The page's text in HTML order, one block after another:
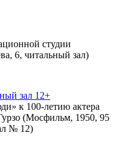
студии
6, читальный зал)
зал 12+
к 100-летию актера
(Мосфильм, 1950, 95
№ 12)